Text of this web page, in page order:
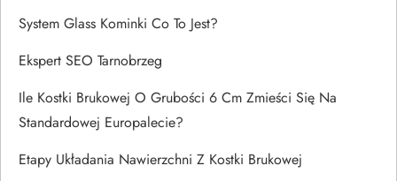
System Glass Kominki Co To Jest?
Ekspert SEO Tarnobrzeg
Ile Kostki Brukowej O Grubości 6 Cm Zmieści Się Na
Standardowej Europalecie?
Etapy Układania Nawierzchni Z Kostki Brukowej